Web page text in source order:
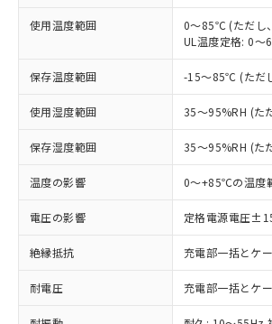
使用温度範囲
0～85℃ (ただし
UL温度定格: 0
保存温度範囲 -15～85℃ (ただ
使用湿度範囲 35～95%RH (た
保存湿度範囲 35～95%RH (た
温度の影響 0～+85℃の温度
電圧の影響 定格電源電圧
絶縁抵抗 充電部一括とケ
耐電圧 充電部一括とケ
ご利用条件
以下の条件をお読みいただき、同
ご利用ください。
本サービスは、当社制御機
商品の当社在庫状況および
(税抜)を提供させていただく
当社制御機器事業取扱商品
本サービスの対象外となる
ことをご了承ください。
在庫状況および標準価格照
記載している更新日時点で
対応予定：EU RoHS指令（10物
有に対応した製品に切り替える予
商品です。
対応予定なし：EU RoHS指令（
非含有に非対応の商品で、対応品
定はありません。
調査・確認中：EU RoHS指令（
非含有の対応状況を調査中また
商品です。
非該当品：ライセンス料など無
害物質有無と関係のない商品です
いたものが、含有品と判明した
むを得ず変更することがあります。
*EU RoHS指令（10物質）：
※1 中国RoHS○×表
「○」：最大均質材料含有率が
基準値以下であることを示します
「×」：最大均質材料含有率が
基準値を超えていることを示しま
い合わせください。
為替および外国貿易法に定
（以下｢規制貨物等」とい